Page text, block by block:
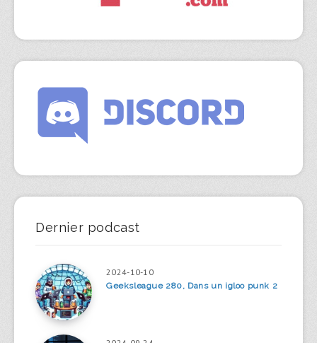
Dernier podcast
2024-10-10
Geeksleague 280, Dans un igloo punk 2